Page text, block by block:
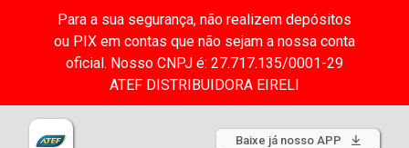
Para a sua segurança, não realizem depósitos
ou PIX em contas que não sejam a nossa conta
oficial. Nosso CNPJ é: 27.717.135/0001-29
ATEF DISTRIBUIDORA EIRELI
Baixe já nosso APP